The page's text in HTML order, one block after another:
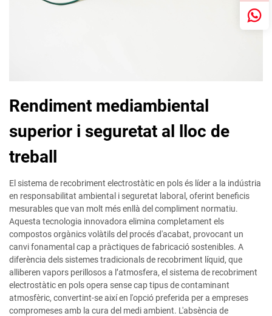
Rendiment mediambiental
superior i seguretat al lloc de
treball
El sistema de recobriment electrostàtic en pols és líder a la indústria
en responsabilitat ambiental i seguretat laboral, oferint beneficis
mesurables que van molt més enllà del compliment normatiu.
Aquesta tecnologia innovadora elimina completament els
compostos orgànics volàtils del procés d'acabat, provocant un
canvi fonamental cap a pràctiques de fabricació sostenibles. A
diferència dels sistemes tradicionals de recobriment líquid, que
alliberen vapors perillosos a l’atmosfera, el sistema de recobriment
electrostàtic en pols opera sense cap tipus de contaminant
atmosfèric, convertint-se així en l'opció preferida per a empreses
compromeses amb la cura del medi ambient. L'absència de